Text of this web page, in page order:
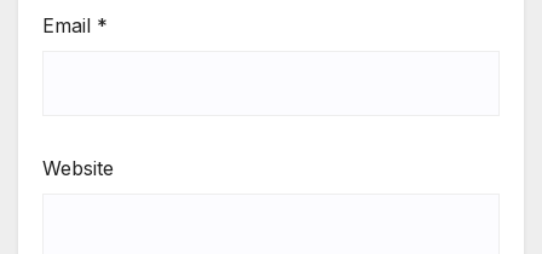
Email *
Website